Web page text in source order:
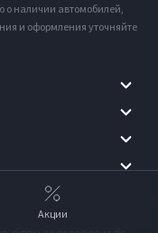
наличии автомобилей,
и оформления уточняйте
Акции